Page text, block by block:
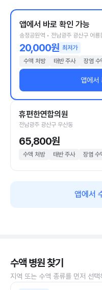
앱에서 바로 확인 가능
송정공원역 • 전남광주 광산구 어룡
20,000원 최저가
수액 처방
태반 주사 장염 수
앱에서
휴편한연합의원
전남광주 광산구 우산동
65,800원
수액 처방 태반 주사 장염 수
앱에서
수액 병원 찾기
지역 또는 수액 종류를 먼저 선